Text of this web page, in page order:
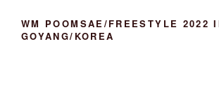
WM POOMSAE/FREESTYLE 2022
GOYANG/KOREA